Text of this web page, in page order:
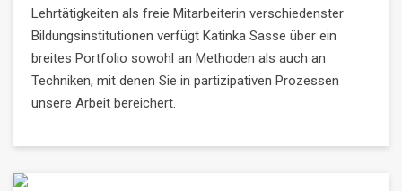
Lehrtätigkeiten als freie Mitarbeiterin verschiedenster
Bildungsinstitutionen verfügt Katinka Sasse über ein
breites Portfolio sowohl an Methoden als auch an
Techniken, mit denen Sie in partizipativen Prozessen
unsere Arbeit bereichert.